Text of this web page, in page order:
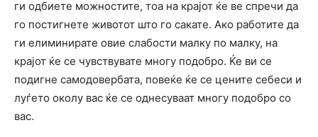
ги одбиете можностите, тоа на крајот ќе ве спречи да
го постигнете животот што го сакате. Ако работите да
ги елиминирате овие слабости малку по малку, на
крајот ќе се чувствувате многу подобро. Ќе ви се
подигне самодовербата, повеќе ќе се цените себеси и
луѓето околу вас ќе се однесуваат многу подобро со
вас.